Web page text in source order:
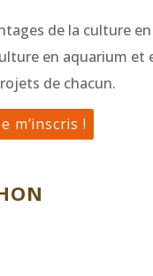
de la culture
en aquarium et
de chacun.
m’inscris !